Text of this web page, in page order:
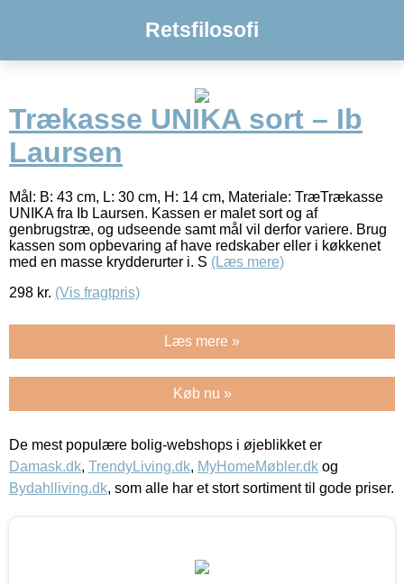
Retsfilosofi
Trækasse UNIKA sort – Ib
Laursen
Mål: B: 43 cm, L: 30 cm, H: 14 cm, Materiale: TræTrækasse
UNIKA fra Ib Laursen. Kassen er malet sort og af
genbrugstræ, og udseende samt mål vil derfor variere. Brug
kassen som opbevaring af have redskaber eller i køkkenet
med en masse krydderurter i. S (Læs mere)
298 kr. (Vis fragtpris)
Læs mere »
Køb nu »
De mest populære bolig-webshops i øjeblikket er
Damask.dk, TrendyLiving.dk, MyHomeMøbler.dk og
Bydahlliving.dk, som alle har et stort sortiment til gode priser.